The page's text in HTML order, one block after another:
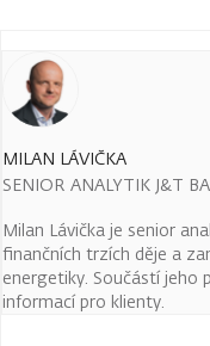
MILAN LÁVIČKA
SENIOR ANALYTIK J&T
Milan Lávička je senior
finančních trzích děje a
energetiky. Součástí jeho
informací pro klienty.